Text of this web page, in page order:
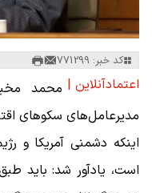
کد خبر: 771299
اعتمادآنلاین | محمد
مدیرعامل‌های سکوهای
اینکه دشمنی آمریکا و
است، یادآور شد: باید